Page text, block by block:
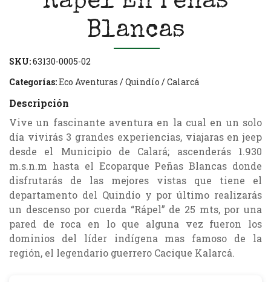
Blancas
SKU:63130-0005-02
Categorías:Eco Aventuras /Quindío /Calarcá
Descripción
Vive un fascinante aventura en la cual en un solo
día vivirás 3 grandes experiencias, viajaras en jeep
desde el Municipio de Calará; ascenderás 1.930
m.s.n.m hasta el Ecoparque Peñas Blancas donde
disfrutarás de las mejores vistas que tiene el
departamento del Quindío y por último realizarás
un descenso por cuerda “Rápel” de 25 mts, por una
pared de roca en lo que alguna vez fueron los
dominios del líder indígena mas famoso de la
región, el legendario guerrero Cacique Kalarcá.